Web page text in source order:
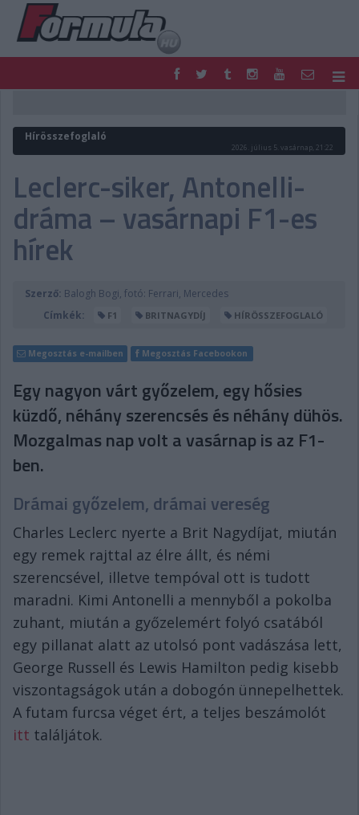
FORMULA
MOTOR
PODCAST
SHOP
LIVE
TIPPJÁTÉK
DIGITÁLIS MAGAZIN
PONTÁLLÁSOK
VERSENYNAPTÁRAK
Hírösszefoglaló
2026. július 5. vasárnap, 21:22
Leclerc-siker, Antonelli-
dráma – vasárnapi F1-es
hírek
Szerző: Balogh Bogi, fotó: Ferrari, Mercedes
Címkék:
F1 BRITNAGYDÍJ HÍRÖSSZEFOGLALÓ
Megosztás e-mailben Megosztás Facebookon
Egy nagyon várt győzelem, egy hősies
küzdő, néhány szerencsés és néhány dühös.
Mozgalmas nap volt a vasárnap is az F1-
ben.
Drámai győzelem, drámai vereség
Charles Leclerc nyerte a Brit Nagydíjat, miután
egy remek rajttal az élre állt, és némi
szerencsével, illetve tempóval ott is tudott
maradni. Kimi Antonelli a mennyből a pokolba
zuhant, miután a győzelemért folyó csatából
egy pillanat alatt az utolsó pont vadászása lett,
George Russell és Lewis Hamilton pedig kisebb
viszontagságok után a dobogón ünnepelhettek.
A futam furcsa véget ért, a teljes beszámolót
itt találjátok.